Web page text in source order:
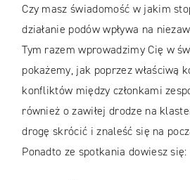
Czy masz świadomość w jakim
działanie podów wpływa na
Tym razem wprowadzimy Cię w
pokażemy, jak poprzez właściwą
konfliktów między członkami
również o zawiłej drodze na
drogę skrócić i znaleść się na
Ponadto ze spotkania dowiesz się: